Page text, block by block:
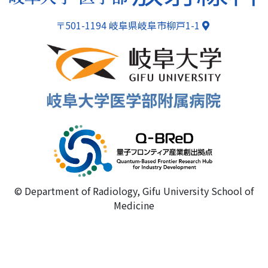
〒501-1194 岐阜県岐阜市柳戸1-1
© Department of Radiology, Gifu University School of
Medicine